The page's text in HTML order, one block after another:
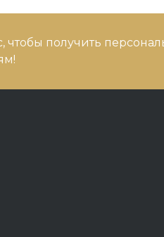
чтобы получить